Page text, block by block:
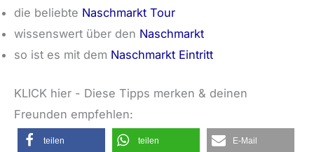
die beliebte Naschmarkt Tour
wissenswert über den Naschmarkt
so ist es mit dem Naschmarkt Eintritt
KLICK hier - Diese Tipps merken & deinen
Freunden empfehlen:
teilen teilen E-Mail